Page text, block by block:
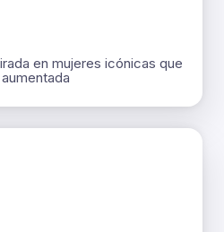
en mujeres icónicas que